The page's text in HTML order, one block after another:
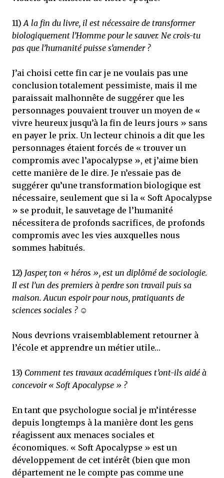
11)A la fin du livre, il est nécessaire de transformer
biologiquement l’Homme pour le sauver. Ne crois-tu
pas que l’humanité puisse s’amender ?
J’ai choisi cette fin car je ne voulais pas une
conclusion totalement pessimiste, mais il me
paraissait malhonnête de suggérer que les
personnages pouvaient trouver un moyen de «
vivre heureux jusqu’à la fin de leurs jours » sans
en payer le prix. Un lecteur chinois a dit que les
personnages étaient forcés de « trouver un
compromis avec l’apocalypse », et j’aime bien
cette manière de le dire. Je n’essaie pas de
suggérer qu’une transformation biologique est
nécessaire, seulement que si la « Soft Apocalypse
» se produit, le sauvetage de l’humanité
nécessitera de profonds sacrifices, de profonds
compromis avec les vies auxquelles nous
sommes habitués.
12) Jasper, ton « héros », est un diplômé de sociologie.
Il est l’un des premiers à perdre son travail puis sa
maison. Aucun espoir pour nous, pratiquants de
sciences sociales ? ☺
Nous devrions vraisemblablement retourner à
l’école et apprendre un métier utile…
13) Comment tes travaux académiques t’ont-ils aidé à
concevoir « Soft Apocalypse » ?
En tant que psychologue social je m’intéresse
depuis longtemps à la manière dont les gens
réagissent aux menaces sociales et
économiques. « Soft Apocalypse » est un
développement de cet intérêt (bien que mon
département ne le compte pas comme une